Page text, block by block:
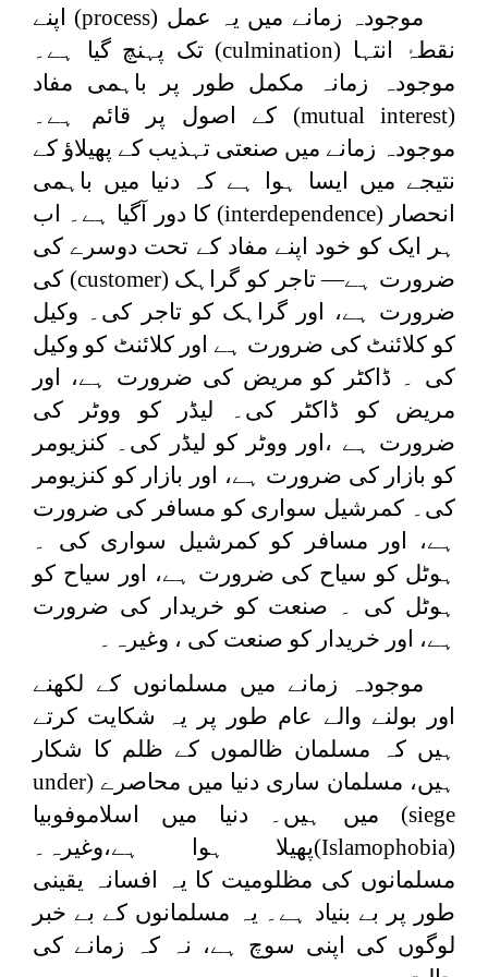
موجودہ زمانے میں یہ عمل (process) اپنے
نقطۂ انتہا (culmination) تک پہنچ گیا ہے۔
موجودہ زمانہ مکمل طور پر باہمی مفاد
(
mutual interest) کے اصول پر قائم ہے۔
موجودہ زمانے میں صنعتی تہذیب کے پھیلاؤ کے
نتیجے میں ایسا ہوا ہے کہ دنیا میں باہمی
انحصار (interdependence) کا دور آگیا ہے۔ اب
ہر ایک کو خود اپنے مفاد کے تحت دوسرے کی
ضرورت ہے— تاجر کو گراہک (customer) کی
ضرورت ہے، اور گراہک کو تاجر کی۔ وکیل
کو کلائنٹ کی ضرورت ہے اور کلائنٹ کو وکیل
کی ۔ ڈاکٹر کو مریض کی ضرورت ہے، اور
مریض کو ڈاکٹر کی۔ لیڈر کو ووٹر کی
ضرورت ہے ،اور ووٹر کو لیڈر کی۔ کنزیومر
کو بازار کی ضرورت ہے، اور بازار کو کنزیومر
کی۔ کمرشیل سواری کو مسافر کی ضرورت
ہے، اور مسافر کو کمرشیل سواری کی ۔
ہوٹل کو سیاح کی ضرورت ہے، اور سیاح کو
ہوٹل کی ۔ صنعت کو خریدار کی ضرورت
ہے، اور خریدار کو صنعت کی ، وغیرہ۔
موجودہ زمانے میں مسلمانوں کے لکھنے
اور بولنے والے عام طور پر یہ شکایت کرتے
ہیں کہ مسلمان ظالموں کے ظلم کا شکار
ہیں، مسلمان ساری دنیا میں محاصرے (under
siege) میں ہیں۔ دنیا میں اسلاموفوبیا
(
Islamophobia)پھیلا ہوا ہے،وغیرہ۔
مسلمانوں کی مظلومیت کا یہ افسانہ یقینی
طور پر بے بنیاد ہے۔ یہ مسلمانوں کے بے خبر
لوگوں کی اپنی سوچ ہے، نہ کہ زمانے کی